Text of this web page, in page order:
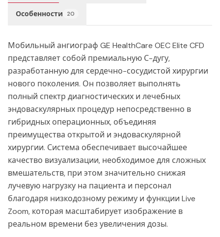
Особенности 20
Мобильный ангиограф GE HealthCare OEC Elite CFD
представляет собой премиальную С-дугу,
разработанную для сердечно-сосудистой хирургии
нового поколения. Он позволяет выполнять
полный спектр диагностических и лечебных
эндоваскулярных процедур непосредственно в
гибридных операционных, объединяя
преимущества открытой и эндоваскулярной
хирургии. Система обеспечивает высочайшее
качество визуализации, необходимое для сложных
вмешательств, при этом значительно снижая
лучевую нагрузку на пациента и персонал
благодаря низкодозному режиму и функции Live
Zoom, которая масштабирует изображение в
реальном времени без увеличения дозы.